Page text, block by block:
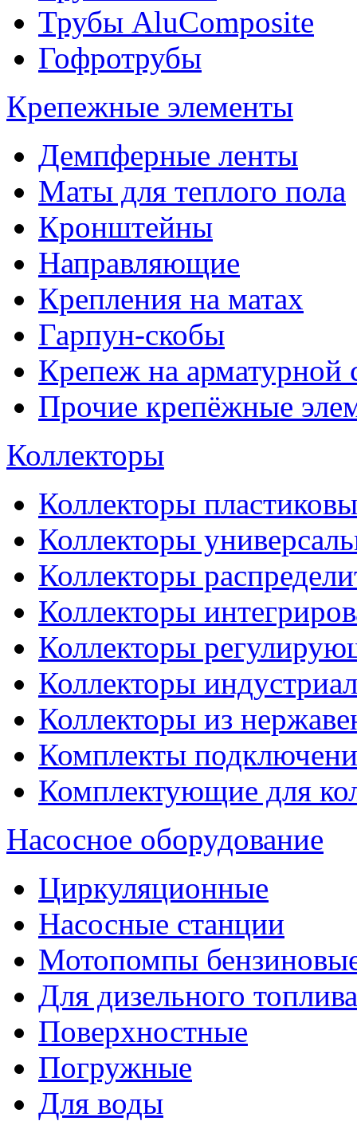
Трубы AluComposite
Гофротрубы
Крепежные элементы
Демпферные ленты
Маты для теплого пола
Кронштейны
Направляющие
Крепления на матах
Гарпун-скобы
Крепеж на арматурной
Прочие крепёжные
Коллекторы
Коллекторы
Коллекторы
Коллекторы
Коллекторы
Коллекторы
Коллекторы
Коллекторы из
Комплекты
Комплектующие для
Насосное оборудование
Циркуляционные
Насосные станции
Мотопомпы
Для дизельного топлива
Поверхностные
Погружные
Для воды